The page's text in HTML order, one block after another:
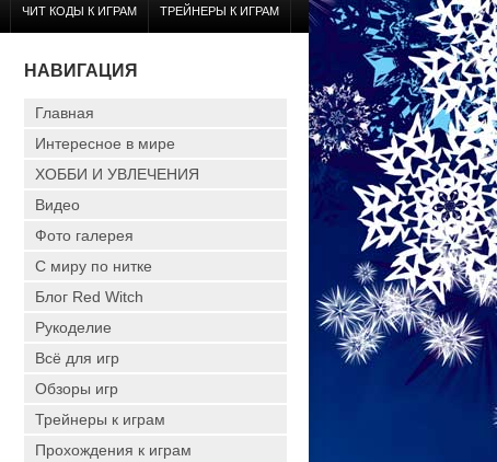
ЧИТ КОДЫ К ИГРАМ ТРЕЙНЕРЫ К ИГРАМ
НАВИГАЦИЯ
Главная
Интересное в мире
ХОББИ И УВЛЕЧЕНИЯ
Видео
Фото галерея
С миру по нитке
Блог Red Witch
Рукоделие
Всё для игр
Обзоры игр
Трейнеры к играм
Прохождения к играм